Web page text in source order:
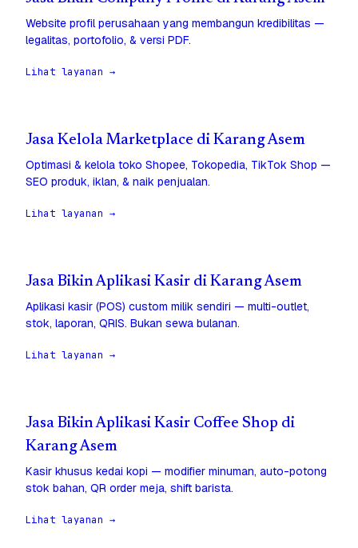
Website profil perusahaan yang membangun kredibilitas —
legalitas, portofolio, & versi PDF.
Lihat layanan →
Jasa Kelola Marketplace di Karang Asem
Optimasi & kelola toko Shopee, Tokopedia, TikTok Shop —
SEO produk, iklan, & naik penjualan.
Lihat layanan →
Jasa Bikin Aplikasi Kasir di Karang Asem
Aplikasi kasir (POS) custom milik sendiri — multi-outlet,
stok, laporan, QRIS. Bukan sewa bulanan.
Lihat layanan →
Jasa Bikin Aplikasi Kasir Coffee Shop di
Karang Asem
Kasir khusus kedai kopi — modifier minuman, auto-potong
stok bahan, QR order meja, shift barista.
Lihat layanan →